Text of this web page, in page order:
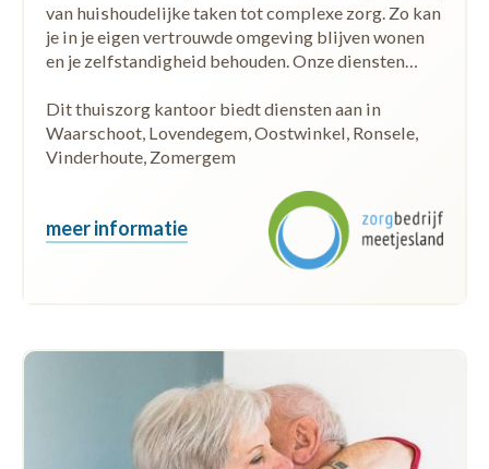
van huishoudelijke taken tot complexe zorg. Zo kan
je in je eigen vertrouwde omgeving blijven wonen
en je zelfstandigheid behouden. Onze diensten…
Dit thuiszorg kantoor biedt diensten aan in
Waarschoot, Lovendegem, Oostwinkel, Ronsele,
Vinderhoute, Zomergem
meer informatie